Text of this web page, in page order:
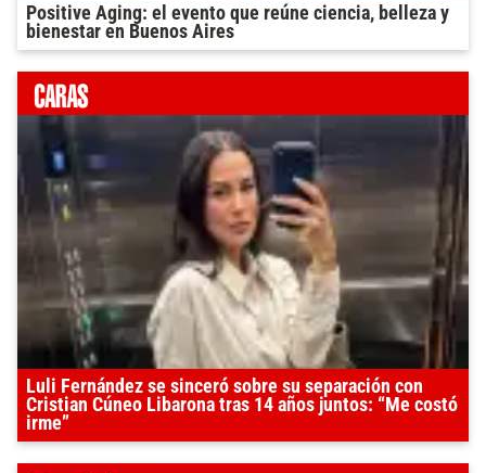
Positive Aging: el evento que reúne ciencia, belleza y
bienestar en Buenos Aires
Luli Fernández se sinceró sobre su separación con
Cristian Cúneo Libarona tras 14 años juntos: “Me costó
irme”